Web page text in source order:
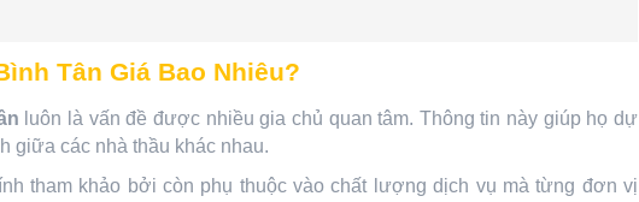
Tân Giá Bao Nhiêu?
luôn là vấn đề được nhiều gia chủ quan tâm. Thông tin này giúp họ dự
giữa các nhà thầu khác nhau.
tham khảo bởi còn phụ thuộc vào chất lượng dịch vụ mà từng đơn vị